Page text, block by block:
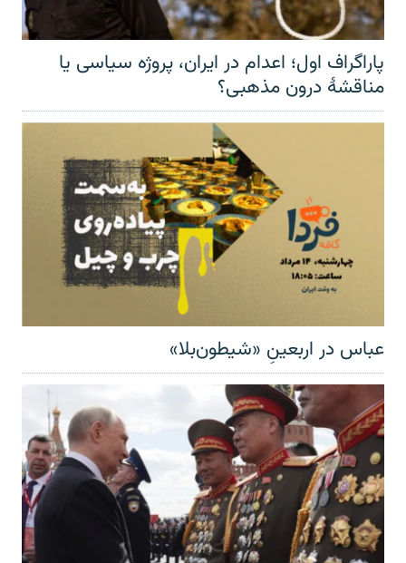
پاراگراف اول؛ اعدام در ایران، پروژه سیاسی یا
مناقشهٔ درون مذهبی؟
عباس در اربعینِ «شیطون‌بلا»